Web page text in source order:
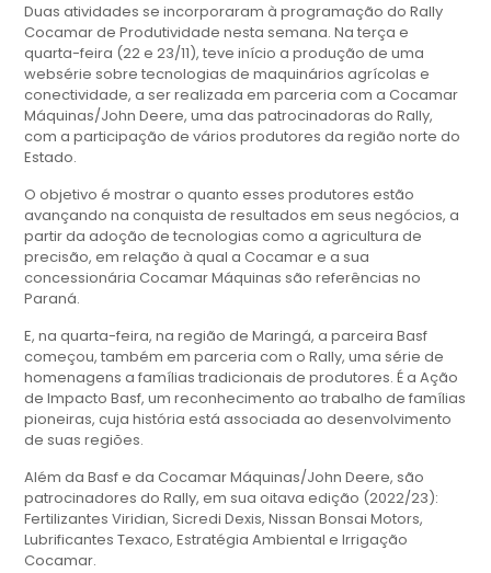
Duas atividades se incorporaram à programação do Rally
Cocamar de Produtividade nesta semana. Na terça e
quarta-feira (22 e 23/11), teve início a produção de uma
websérie sobre tecnologias de maquinários agrícolas e
conectividade, a ser realizada em parceria com a Cocamar
Máquinas/John Deere, uma das patrocinadoras do Rally,
com a participação de vários produtores da região norte do
Estado.
O objetivo é mostrar o quanto esses produtores estão
avançando na conquista de resultados em seus negócios, a
partir da adoção de tecnologias como a agricultura de
precisão, em relação à qual a Cocamar e a sua
concessionária Cocamar Máquinas são referências no
Paraná.
E, na quarta-feira, na região de Maringá, a parceira Basf
começou, também em parceria com o Rally, uma série de
homenagens a famílias tradicionais de produtores. É a Ação
de Impacto Basf, um reconhecimento ao trabalho de famílias
pioneiras, cuja história está associada ao desenvolvimento
de suas regiões.
Além da Basf e da Cocamar Máquinas/John Deere, são
patrocinadores do Rally, em sua oitava edição (2022/23):
Fertilizantes Viridian, Sicredi Dexis, Nissan Bonsai Motors,
Lubrificantes Texaco, Estratégia Ambiental e Irrigação
Cocamar.